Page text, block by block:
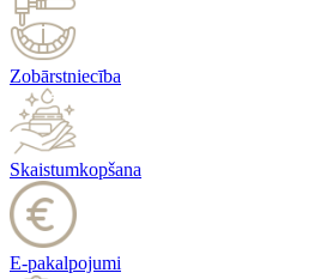
Zobārstniecība
Skaistumkopšana
E-pakalpojumi